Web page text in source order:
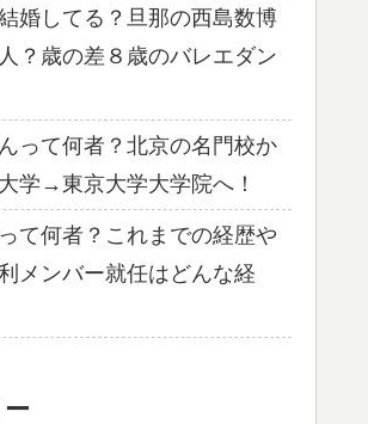
婚してる？旦那の西島数博
？歳の差８歳のバレエダン
って何者？北京の名門校か
学→東京大学大学院へ！
て何者？これまでの経歴や
メンバー就任はどんな経